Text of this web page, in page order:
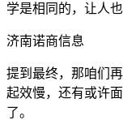
学是相同的，让人
济南诺商信息
提到最终，那咱们
起效慢，还有或许
了。